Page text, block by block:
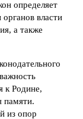
определяет
власти
а также
к Родине,
памяти.
из опор